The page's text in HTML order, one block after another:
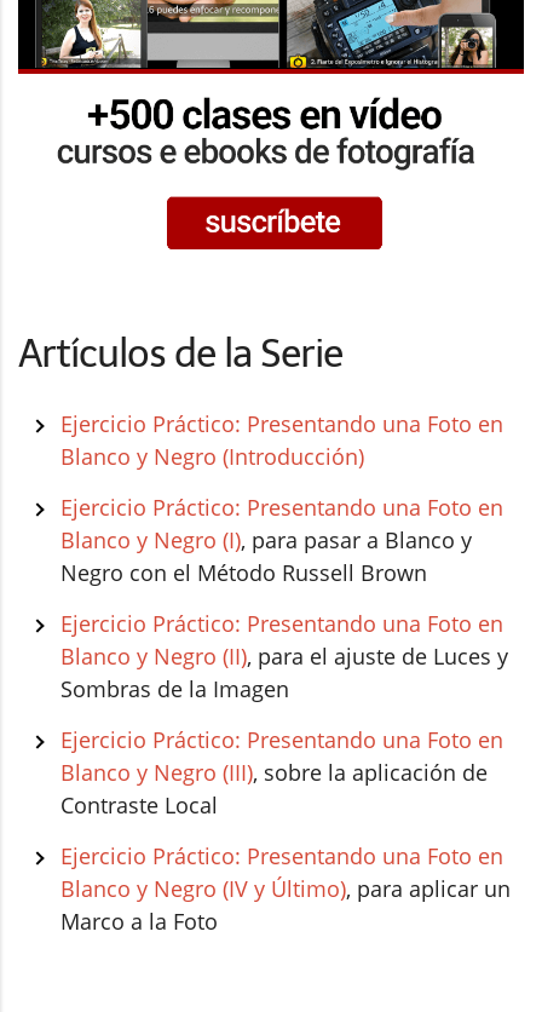
Artículos de la Serie
Ejercicio Práctico: Presentando una Foto en
Blanco y Negro (Introducción)
Ejercicio Práctico: Presentando una Foto en
Blanco y Negro (I), para pasar a Blanco y
Negro con el Método Russell Brown
Ejercicio Práctico: Presentando una Foto en
Blanco y Negro (II), para el ajuste de Luces y
Sombras de la Imagen
Ejercicio Práctico: Presentando una Foto en
Blanco y Negro (III), sobre la aplicación de
Contraste Local
Ejercicio Práctico: Presentando una Foto en
Blanco y Negro (IV y Último), para aplicar un
Marco a la Foto